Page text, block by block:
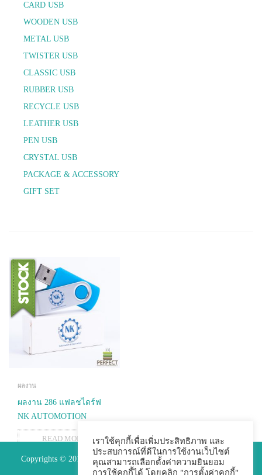
CARD USB
WOODEN USB
METAL USB
TWISTER USB
CLASSIC USB
RUBBER USB
RECYCLE USB
LEATHER USB
PEN USB
CRYSTAL USB
PACKAGE & ACCESSORY
GIFT SET
ผลงาน
ผลงาน 286 แฟลชไดร์ฟ
NK AUTOMOTION
READ MORE
Copyrights © 2015 Premium Perfect Co.,ltd. All Rights Reserved.
เราใช้คุกกี้เพื่อเพิ่มประสิทธิภาพ และ
ประสบการณ์ที่ดีในการใช้งานเว็บไซต์
คุณสามารถเลือกตั้งค่าความยินยอม
การใช้คุกกี้ได้ โดยคลิก "การตั้งค่าคุกกี้"